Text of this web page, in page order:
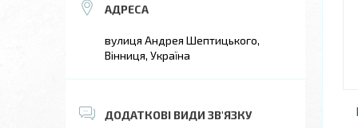
вулиця Андрея Шептицького,
Вінниця, Україна